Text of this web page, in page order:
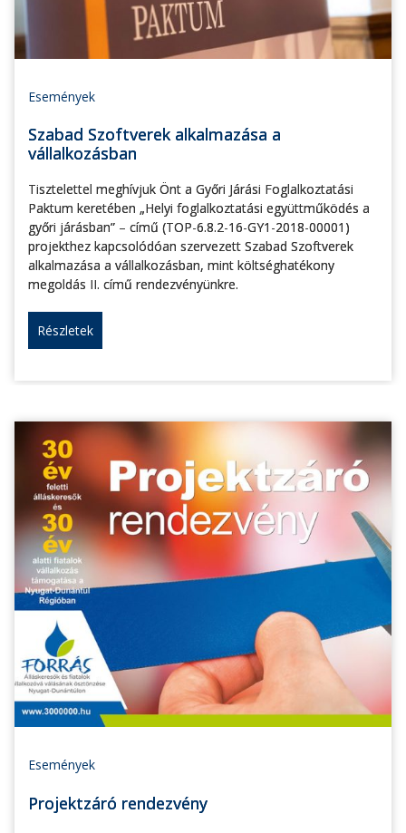
Események
Szabad Szoftverek alkalmazása a
vállalkozásban
Tisztelettel meghívjuk Önt a Győri Járási Foglalkoztatási
Paktum keretében „Helyi foglalkoztatási együttműködés a
győri járásban” – című (TOP-6.8.2-16-GY1-2018-00001)
projekthez kapcsolódóan szervezett Szabad Szoftverek
alkalmazása a vállalkozásban, mint költséghatékony
megoldás II. című rendezvényünkre.
Részletek
Események
Projektzáró rendezvény